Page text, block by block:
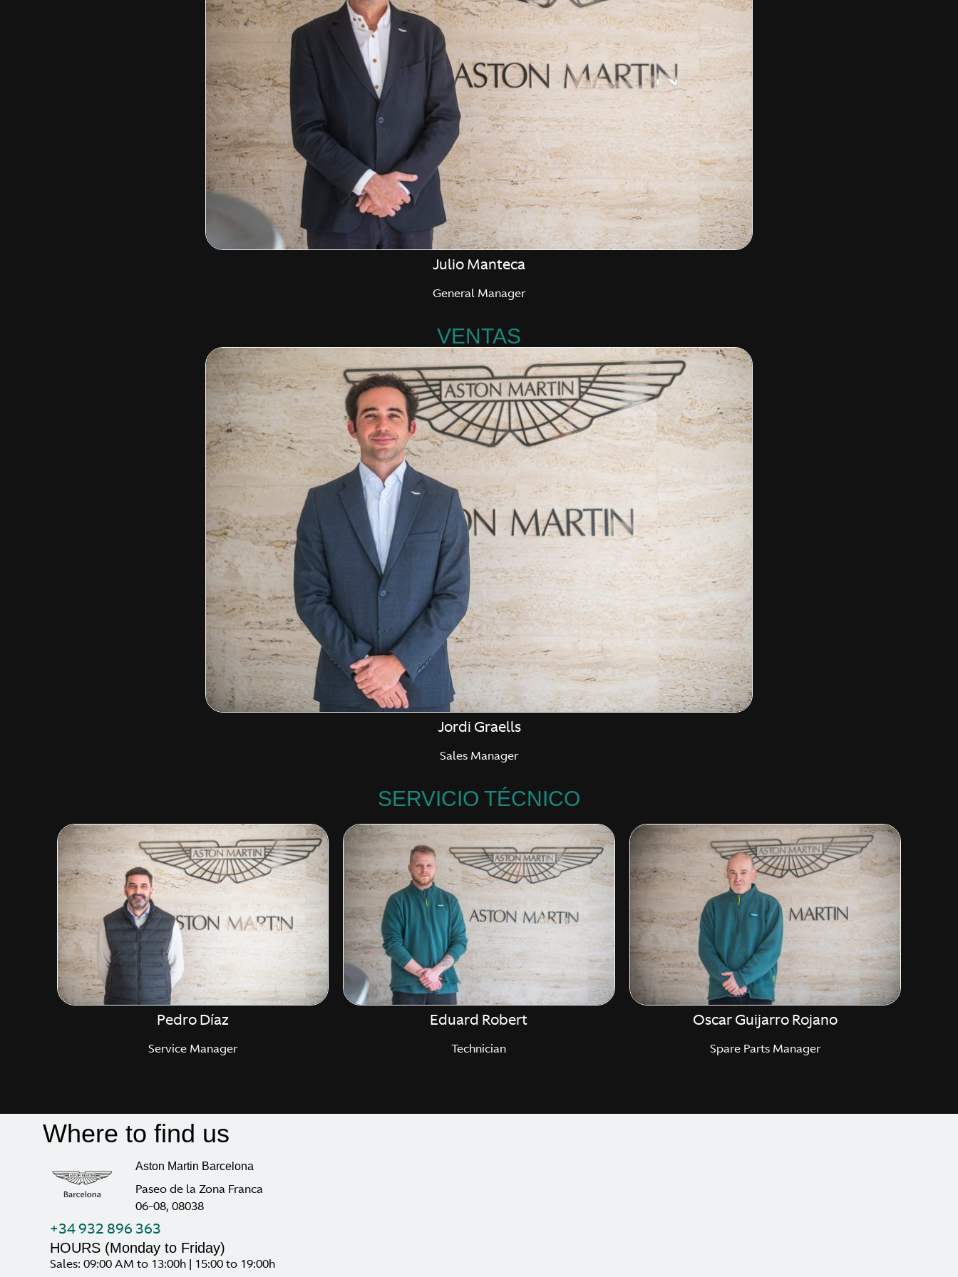
Julio Manteca
General Manager
VENTAS
Jordi Graells
Sales Manager
SERVICIO TÉCNICO
Pedro Díaz
Service Manager
Eduard Robert
Technician
Oscar Guijarro Rojano
Spare Parts Manager
Where to find us
Aston Martin Barcelona
Paseo de la Zona Franca
06-08, 08038
+34 932 896 363
HOURS (Monday to Friday)
Sales: 09:00 AM to 13:00h | 15:00 to 19:00h